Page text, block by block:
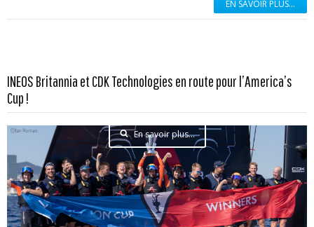
EN SAVOIR PLUS...
INEOS Britannia et CDK Technologies en route pour l’America’s
Cup !
En savoir plus...